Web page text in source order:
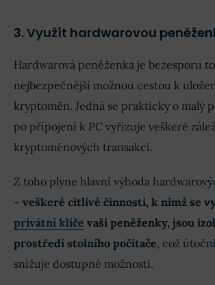
3. Využít hardwarovou
Hardwarová peněženka je bezesporu
nejbezpečnější možnou cestou k
kryptoměn. Jedná se prakticky o malý
po připojení k PC vyřizuje veškeré
kryptoměnových transakcí.
Z toho plyne hlavní výhoda
– veškeré citlivé činnosti, k nimž se
privátní klíče vaší peněženky, jsou
prostředí stolního počítače, což
snižuje dostupné možnosti.